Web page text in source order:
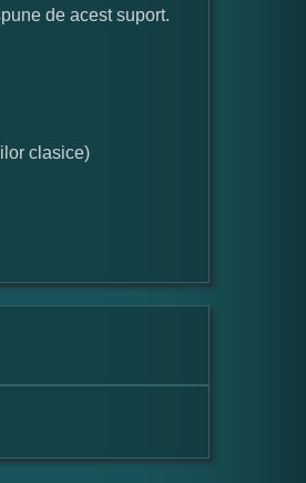
de acest suport.
clasice)